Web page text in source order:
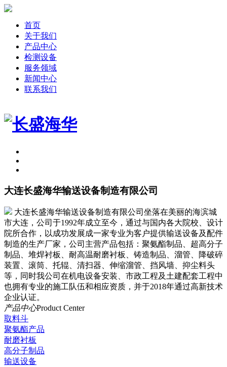
首页
关于我们
产品中心
检测设备
服务领域
新闻中心
联系我们
大连长盛海华输送设备制造有限公司
大连长盛海华输送设备制造有限公司坐落在美丽的海滨城
市大连，公司于1992年成立至今，通过与国内各大院校、设计
院所合作，以成功发展成一家专业为客户提供输送设备及配件
制造的生产厂家，公司主营产品包括：聚氨酯制品、超高分子
制品、堆焊衬板、耐高温耐磨衬板、铸造制品、溜管、降破碎
装置、滚筒、托辊、清扫器、伸缩溜管、挡风墙、抑尘料头
等，同时我公司在机电设备安装、市政工程及土建配套工程中
也拥有专业的施工队伍和相应资质，并于2018年通过高新技术
企业认证。
产品中心Product Center
取料斗
聚氨酯产品
耐磨衬板
高分子制品
输送设备